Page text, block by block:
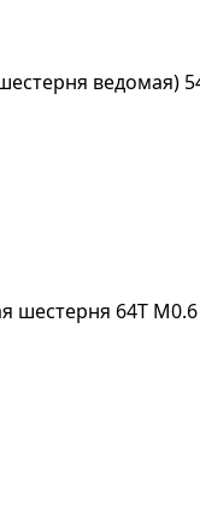
ведомая)
шестерня 64T